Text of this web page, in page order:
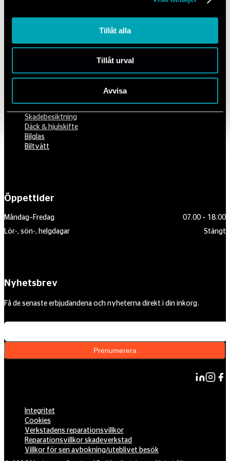
Tillåt alla
Tillåt urval
Avvisa
Tjänster
Skadebesiktning
Däck & hjulskifte
Bilglas
Biltvätt
Öppettider
Måndag–Fredag
07.00 – 18.00
Lör-, sön-, helgdagar
Stängt
Nyhetsbrev
Få de senaste erbjudandena och nyheterna direkt i din inkorg.
Prenumerera
Integritet
Cookies
Verkstadens reparationsvillkor
Reparationsvillkor skadeverkstad
Villkor för sen avbokning/uteblivet besök